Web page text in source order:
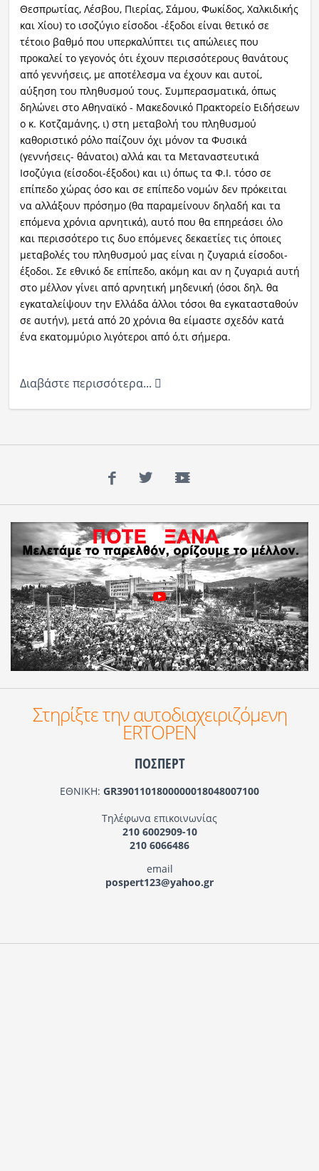
Θεσπρωτίας, Λέσβου, Πιερίας, Σάμου, Φωκίδος, Χαλκιδικής
και Χίου) το ισοζύγιο είσοδοι -έξοδοι είναι θετικό σε
τέτοιο βαθμό που υπερκαλύπτει τις απώλειες που
προκαλεί το γεγονός ότι έχουν περισσότερους θανάτους
από γεννήσεις, με αποτέλεσμα να έχουν και αυτοί,
αύξηση του πληθυσμού τους. Συμπερασματικά, όπως
δηλώνει στο Αθηναϊκό - Μακεδονικό Πρακτορείο Ειδήσεων
ο κ. Κοτζαμάνης, ι) στη μεταβολή του πληθυσμού
καθοριστικό ρόλο παίζουν όχι μόνον τα Φυσικά
(γεννήσεις- θάνατοι) αλλά και τα Μεταναστευτικά
Ισοζύγια (είσοδοι-έξοδοι) και ιι) όπως τα Φ.Ι. τόσο σε
επίπεδο χώρας όσο και σε επίπεδο νομών δεν πρόκειται
να αλλάξουν πρόσημο (θα παραμείνουν δηλαδή και τα
επόμενα χρόνια αρνητικά), αυτό που θα επηρεάσει όλο
και περισσότερο τις δυο επόμενες δεκαετίες τις όποιες
μεταβολές του πληθυσμού μας είναι η ζυγαριά είσοδοι-
έξοδοι. Σε εθνικό δε επίπεδο, ακόμη και αν η ζυγαριά αυτή
στο μέλλον γίνει από αρνητική μηδενική (όσοι δηλ. θα
εγκαταλείψουν την Ελλάδα άλλοι τόσοι θα εγκατασταθούν
σε αυτήν), μετά από 20 χρόνια θα είμαστε σχεδόν κατά
ένα εκατομμύριο λιγότεροι από ό,τι σήμερα.
Διαβάστε περισσότερα...
Facebook
TwitterYouTube
Στηρίξτε την αυτοδιαχειριζόμενη
ERTOPEN
ΠΟΣΠΕΡΤ
ΕΘΝΙΚΗ: GR3901101800000018048007100
Τηλέφωνα επικοινωνίας
210 6002909-10
210 6066486
email
pospert123@yahoo.gr